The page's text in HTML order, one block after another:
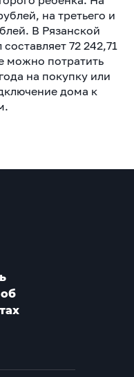
на третьего и
В Рязанской
72 242,71
можно потратить
на покупку или
дома к